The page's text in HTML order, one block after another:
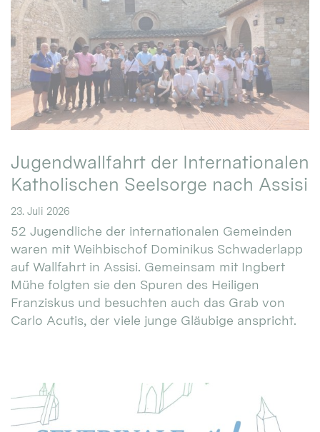
Jugendwallfahrt der Internationalen
Katholischen Seelsorge nach Assisi
23. Juli 2026
52 Jugendliche der internationalen Gemeinden
waren mit Weihbischof Dominikus Schwaderlapp
auf Wallfahrt in Assisi. Gemeinsam mit Ingbert
Mühe folgten sie den Spuren des Heiligen
Franziskus und besuchten auch das Grab von
Carlo Acutis, der viele junge Gläubige anspricht.